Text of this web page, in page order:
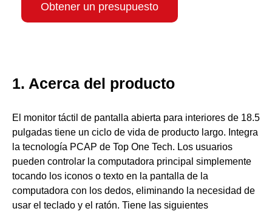
Obtener un presupuesto
1. Acerca del producto
El monitor táctil de pantalla abierta para interiores de 18.5
pulgadas tiene un ciclo de vida de producto largo. Integra
la tecnología PCAP de Top One Tech. Los usuarios
pueden controlar la computadora principal simplemente
tocando los iconos o texto en la pantalla de la
computadora con los dedos, eliminando la necesidad de
usar el teclado y el ratón. Tiene las siguientes